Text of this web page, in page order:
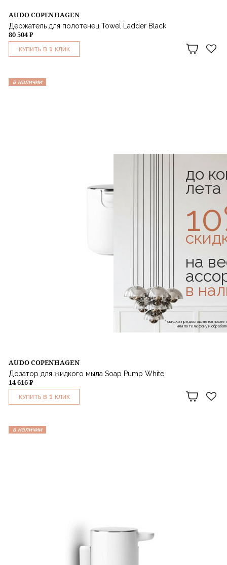
AUDO COPENHAGEN
Держатель для полотенец Towel Ladder Black
80 504 ₽
КУПИТЬ В 1 КЛИК
в наличии
AUDO COPENHAGEN
Дозатор для жидкого мыла Soap Pump White
14 616 ₽
КУПИТЬ В 1 КЛИК
в наличии
до
лета
на
в
* скидка предоставляется
или по телефону и